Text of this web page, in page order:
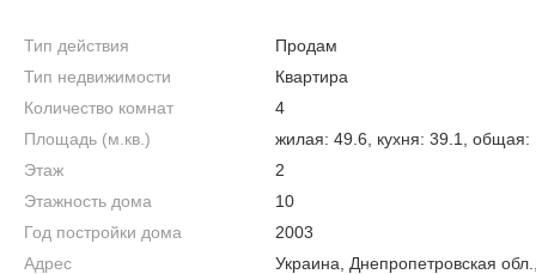
Тип действия
Продам
Тип недвижимости
Квартира
Количество комнат
4
Площадь (м.кв.)
жилая: 49.6, кухня: 39.1, общая:
Этаж
2
Этажность дома
10
Год постройки дома
2003
Адрес
Украина, Днепропетровская